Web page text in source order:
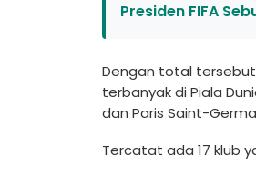
Presiden FIFA
Dengan total
terbanyak di Piala
dan Paris Saint-
Tercatat ada 17 klub